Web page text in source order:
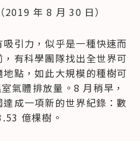
年 8 月 30 日）
吸引力，似乎是一種快速而
有科學團隊找出全世界可
點，如此大規模的種樹可
氣體排放量。8 月稍早，
成一項新的世界紀錄：數
億棵樹。